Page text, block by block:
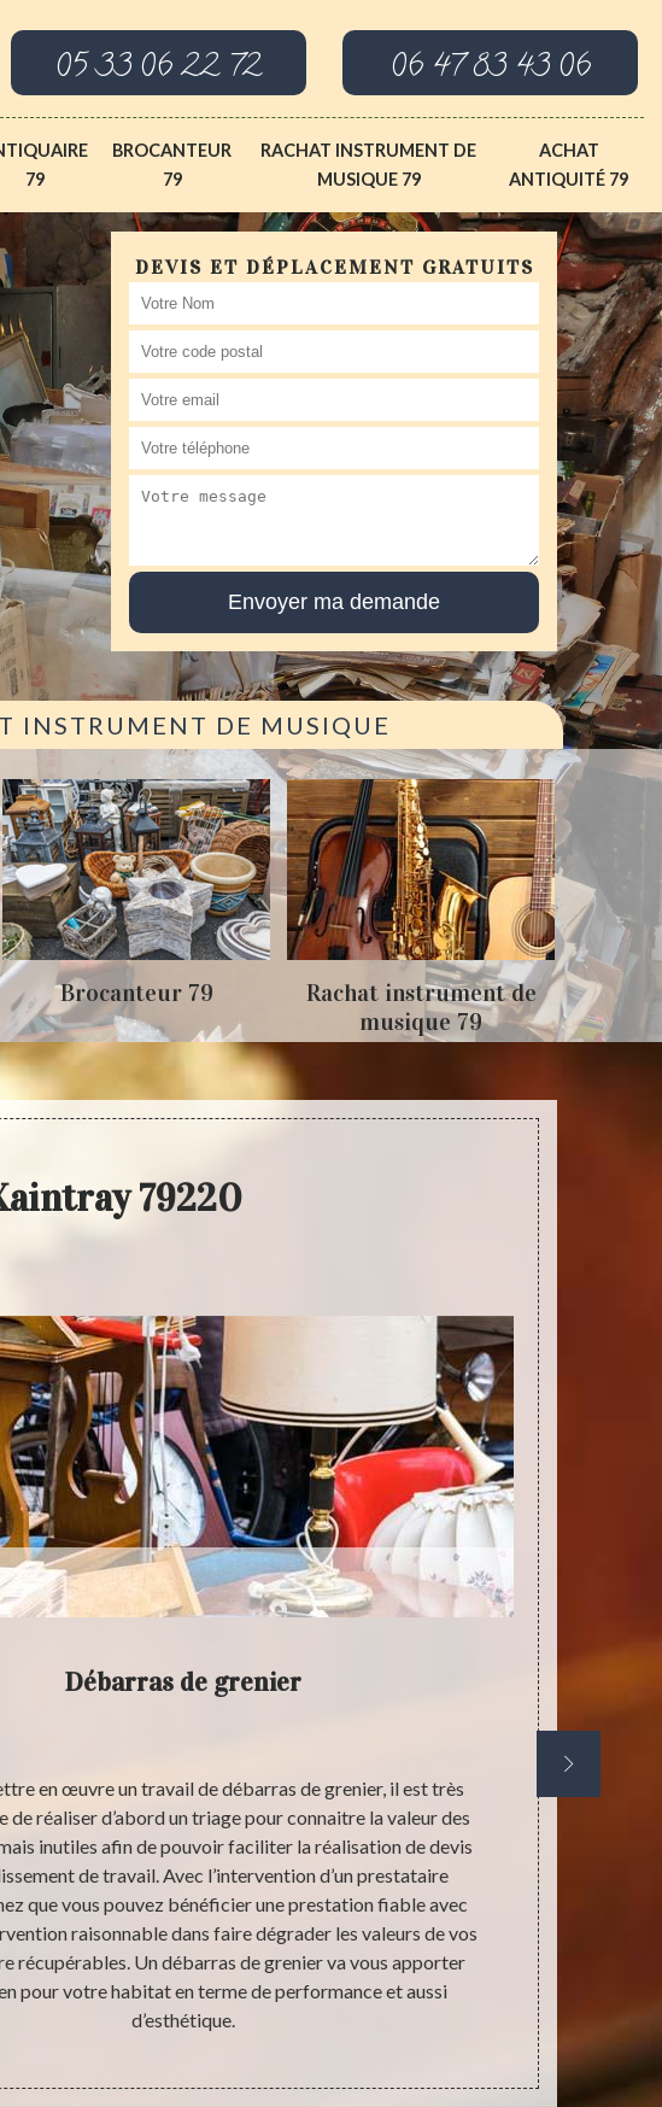
05 33 06 22 72 06 47 83 43 06
79
BROCANTEUR
79
RACHAT INSTRUMENT DE
MUSIQUE 79
ACHAT
ANTIQUITÉ 79
DEVIS ET DÉPLACEMENT GRATUITS
INSTRUMENT DE MUSIQUE
Brocanteur 79
Rachat instrument de
musique 79
79220
Débarras de grenier
en œuvre un travail de débarras de grenier, il est très
de réaliser d’abord un triage pour connaitre la valeur des
inutiles afin de pouvoir faciliter la réalisation de devis
de travail. Avec l’intervention d’un prestataire
que vous pouvez bénéficier une prestation fiable avec
raisonnable dans faire dégrader les valeurs de vos
récupérables. Un débarras de grenier va vous apporter
pour votre habitat en terme de performance et aussi
d’esthétique.